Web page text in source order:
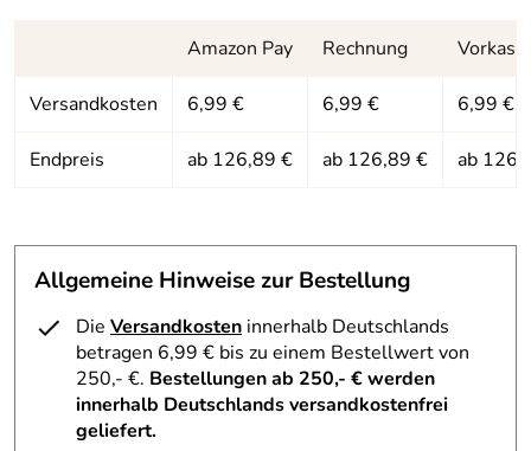
Zum Ziehen vom Lenkbob eignet sich das Zugseil.
Hersteller: STIGA, Im Petersborn 3 , 56244 Ötzingen,
germany@support.stiga.com
Amazon Pay Rechnung
Versandkosten 6,99 € 6,99 € 6,99 €
Endpreis ab 126,89 € ab 126,89 € ab
Allgemeine Hinweise zur Bestellung
Die Versandkosten innerhalb Deutschlands
betragen 6,99 € bis zu einem Bestellwert von
250,- €. Bestellungen ab 250,- € werden
innerhalb Deutschlands versandkostenfrei
geliefert.